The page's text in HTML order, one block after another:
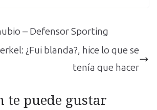
– Defensor Sporting
¿Fui blanda?, hice lo que se
tenía que hacer
te puede gustar